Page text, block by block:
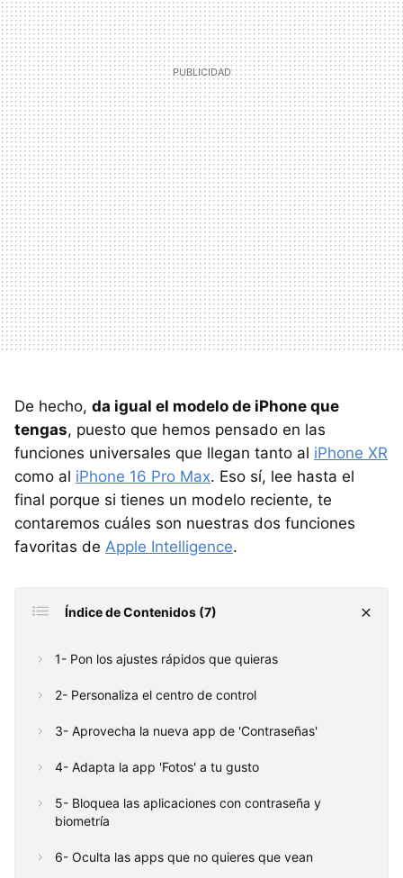
De hecho, da igual el modelo de iPhone que
tengas, puesto que hemos pensado en las
funciones universales que llegan tanto al iPhone XR
como al iPhone 16 Pro Max. Eso sí, lee hasta el
final porque si tienes un modelo reciente, te
contaremos cuáles son nuestras dos funciones
favoritas de Apple Intelligence.
Índice de Contenidos (7)
1- Pon los ajustes rápidos que quieras
2- Personaliza el centro de control
3- Aprovecha la nueva app de 'Contraseñas'
4- Adapta la app 'Fotos' a tu gusto
5- Bloquea las aplicaciones con contraseña y
biometría
6- Oculta las apps que no quieres que vean